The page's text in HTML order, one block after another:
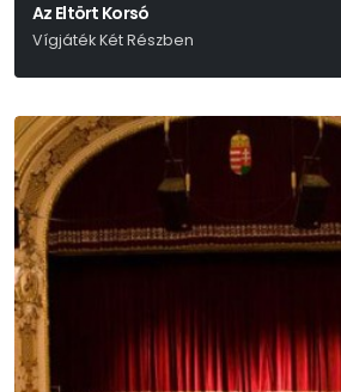
Az Eltört Korsó
Vígjáték Két Részben